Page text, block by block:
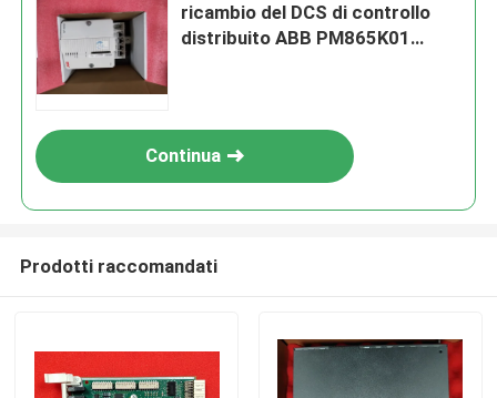
ricambio del DCS di controllo
distribuito ABB PM865K01
Continua
Prodotti raccomandati